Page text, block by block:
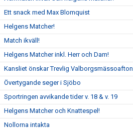
Ett snack med Max Blomquist
Helgens Matcher!
Match ikväll!
Helgens Matcher inkl. Herr och Dam!
Kansliet önskar Trevlig Valborgsmässoafton
Övertygande seger i Sjöbo
Sportringen avvikande tider v. 18 & v. 19
Helgens Matcher och Knattespel!
Nollorna intakta